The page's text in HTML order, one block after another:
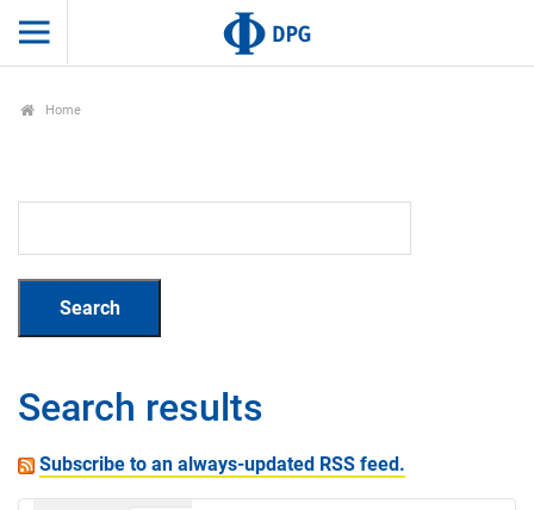
Home
Search results
Subscribe to an always-updated RSS feed.